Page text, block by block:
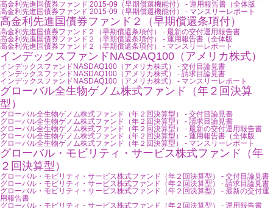
高金利先進国債券ファンド 2015-09（早期償還機能付） - 運用報告書（全体版
高金利先進国債券ファンド 2015-09（早期償還機能付） - マンスリーレポート
高金利先進国債券ファンド２（早期償還条項付）
高金利先進国債券ファンド２（早期償還条項付） - 最新の交付運用報告書
高金利先進国債券ファンド２（早期償還条項付） - 運用報告書（全体版
高金利先進国債券ファンド２（早期償還条項付） - マンスリーレポート
インデックスファンドNASDAQ100（アメリカ株式）
インデックスファンドNASDAQ100（アメリカ株式） - 交付目論見書
インデックスファンドNASDAQ100（アメリカ株式） - 請求目論見書
インデックスファンドNASDAQ100（アメリカ株式） - マンスリーレポート
グローバル全生物ゲノム株式ファンド（年２回決算
型）
グローバル全生物ゲノム株式ファンド（年２回決算型） - 交付目論見書
グローバル全生物ゲノム株式ファンド（年２回決算型） - 請求目論見書
グローバル全生物ゲノム株式ファンド（年２回決算型） - 最新の交付運用報告書
グローバル全生物ゲノム株式ファンド（年２回決算型） - 運用報告書（全体版
グローバル全生物ゲノム株式ファンド（年２回決算型） - マンスリーレポート
グローバル・モビリティ・サービス株式ファンド（年
２回決算型）
グローバル・モビリティ・サービス株式ファンド（年２回決算型） - 交付目論見書
グローバル・モビリティ・サービス株式ファンド（年２回決算型） - 請求目論見書
グローバル・モビリティ・サービス株式ファンド（年２回決算型） - 最新の交付運
用報告書
グローバル・モビリティ・サービス株式ファンド（年２回決算型） - 運用報告書